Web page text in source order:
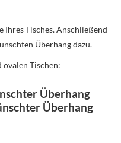
Ihres Tisches. Anschließend
Überhang dazu.
ovalen Tischen:
Überhang
Überhang